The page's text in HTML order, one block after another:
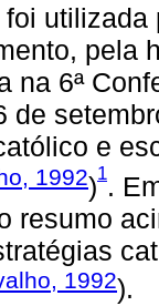
foi
pela
na 6ª
de
e
1992)1.
resumo
1992).